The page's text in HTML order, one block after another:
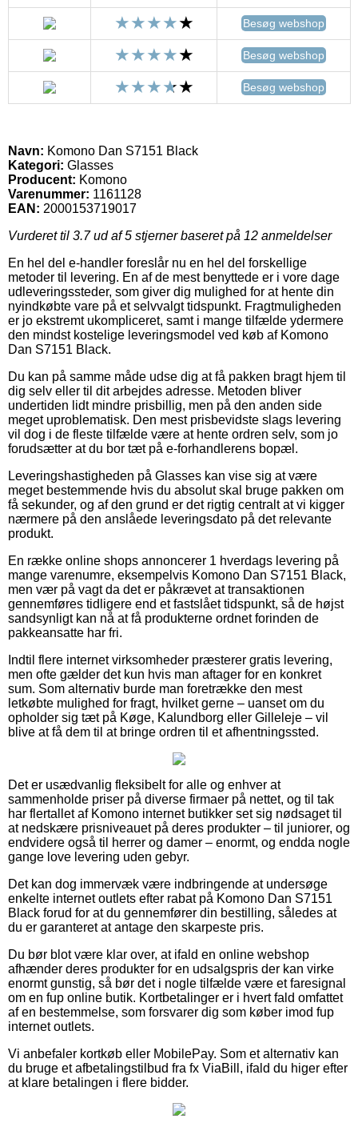
Besøg webshop
Besøg webshop
Besøg webshop
Navn: Komono Dan S7151 Black
Kategori: Glasses
Producent: Komono
Varenummer: 1161128
EAN: 2000153719017
Vurderet til 3.7ud af 5 stjerner baseret på 12 anmeldelser
En hel del e-handler foreslår nu en hel del forskellige
metoder til levering. En af de mest benyttede er i vore dage
udleveringssteder, som giver dig mulighed for at hente din
nyindkøbte vare på et selvvalgt tidspunkt. Fragtmuligheden
er jo ekstremt ukompliceret, samt i mange tilfælde ydermere
den mindst kostelige leveringsmodel ved køb af Komono
Dan S7151 Black.
Du kan på samme måde udse dig at få pakken bragt hjem til
dig selv eller til dit arbejdes adresse. Metoden bliver
undertiden lidt mindre prisbillig, men på den anden side
meget uproblematisk. Den mest prisbevidste slags levering
vil dog i de fleste tilfælde være at hente ordren selv, som jo
forudsætter at du bor tæt på e-forhandlerens bopæl.
Leveringshastigheden på Glasses kan vise sig at være
meget bestemmende hvis du absolut skal bruge pakken om
få sekunder, og af den grund er det rigtig centralt at vi kigger
nærmere på den anslåede leveringsdato på det relevante
produkt.
En række online shops annoncerer 1 hverdags levering på
mange varenumre, eksempelvis Komono Dan S7151 Black,
men vær på vagt da det er påkrævet at transaktionen
gennemføres tidligere end et fastslået tidspunkt, så de højst
sandsynligt kan nå at få produkterne ordnet forinden de
pakkeansatte har fri.
Indtil flere internet virksomheder præsterer gratis levering,
men ofte gælder det kun hvis man aftager for en konkret
sum. Som alternativ burde man foretrække den mest
letkøbte mulighed for fragt, hvilket gerne – uanset om du
opholder sig tæt på Køge, Kalundborg eller Gilleleje – vil
blive at få dem til at bringe ordren til et afhentningssted.
Det er usædvanlig fleksibelt for alle og enhver at
sammenholde priser på diverse firmaer på nettet, og til tak
har flertallet af Komono internet butikker set sig nødsaget til
at nedskære prisniveauet på deres produkter – til juniorer, og
endvidere også til herrer og damer – enormt, og endda nogle
gange love levering uden gebyr.
Det kan dog immervæk være indbringende at undersøge
enkelte internet outlets efter rabat på Komono Dan S7151
Black forud for at du gennemfører din bestilling, således at
du er garanteret at antage den skarpeste pris.
Du bør blot være klar over, at ifald en online webshop
afhænder deres produkter for en udsalgspris der kan virke
enormt gunstig, så bør det i nogle tilfælde være et faresignal
om en fup online butik. Kortbetalinger er i hvert fald omfattet
af en bestemmelse, som forsvarer dig som køber imod fup
internet outlets.
Vi anbefaler kortkøb eller MobilePay. Som et alternativ kan
du bruge et afbetalingstilbud fra fx ViaBill, ifald du higer efter
at klare betalingen i flere bidder.